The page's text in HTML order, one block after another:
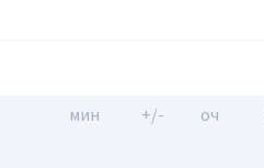
мин +/- оч